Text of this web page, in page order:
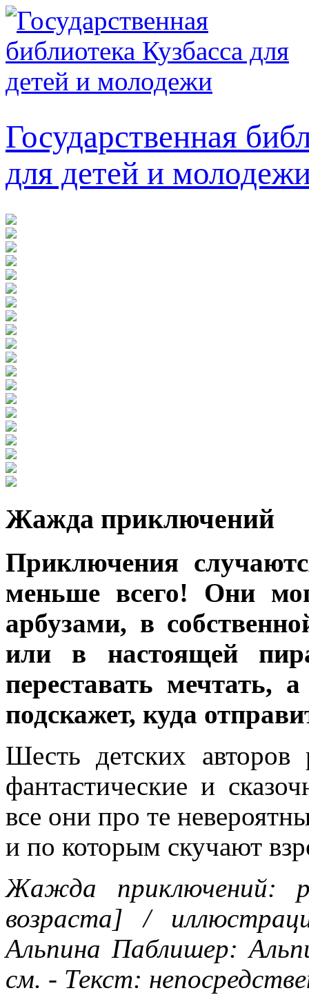
Государственная
для детей и
Жажда приключений
Приключения
меньше всего! Они
арбузами, в
или в настоящей
переставать мечтать,
подскажет, куда
Шесть детских авторов
фантастические и
все они про те
и по которым скучают
Жажда приключений:
возраста] /
Альпина Паблишер:
см. - Текст: